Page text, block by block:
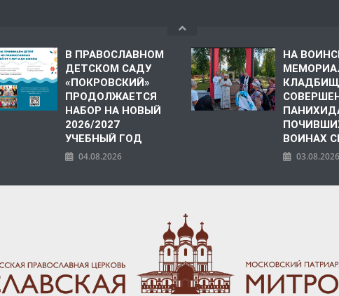
В ПРАВОСЛАВНОМ
ДЕТСКОМ САДУ
«ПОКРОВСКИЙ»
ПРОДОЛЖАЕТСЯ
НАБОР НА НОВЫЙ
2026/2027
УЧЕБНЫЙ ГОД
04.08.2026
НА
ВОИНАХ
03.08.2026